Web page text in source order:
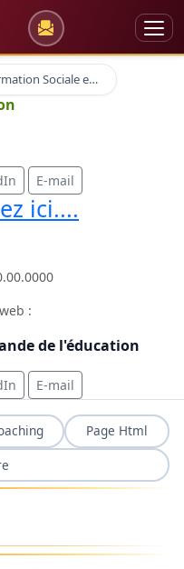
Formation Sociale en Suisse
E-mail
ici....
:
de l'éducation
E-mail
Page Html